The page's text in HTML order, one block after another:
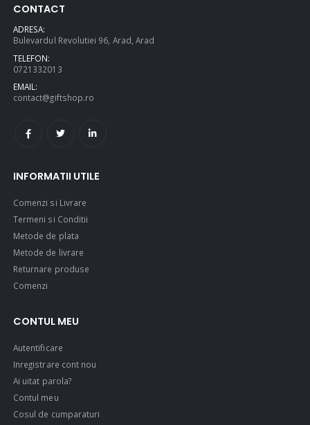
CONTACT
ADRESA:
Bulevardul Revolutiei 96, Arad, Arad
TELEFON:
0721332013
EMAIL:
contact@giftshop.ro
INFORMATII UTILE
Comenzi si Livrare
Termeni si Conditii
Metode de plata
Metode de livrare
Returnare produse
Comenzi
CONTUL MEU
Autentificare
Inregistrare cont nou
Ai uitat parola?
Contul meu
Cosul de cumparaturi